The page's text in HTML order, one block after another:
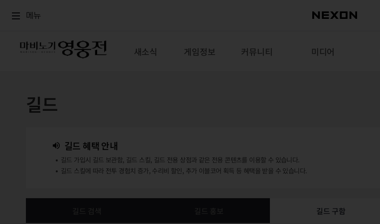
메뉴
새소식 게임정보 커뮤니티 미디어
길드
길드 혜택 안내
길드 가입시 길드 보관함, 길드 스킬, 길드 전용 상점과 같은 전용 콘텐츠를 이용할 수 있습니다.
길드 스킬에 따라 전투 경험치 증가, 수리비 할인, 추가 이블코어 획득 등 혜택을 받을 수 있습니다.
길드 구함